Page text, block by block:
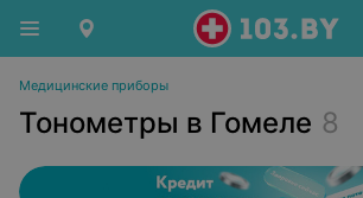
Медицинские приборы
Тонометры в Гомеле 8